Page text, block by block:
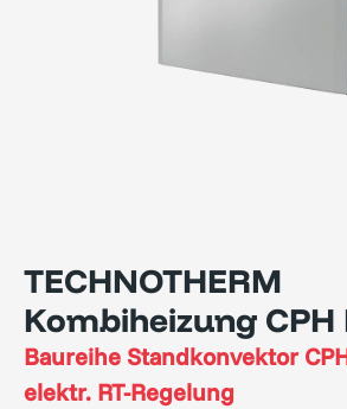
TECHNOTHERM
Kombiheizung CPH
Baureihe Standkonvektor
elektr. RT-Regelung